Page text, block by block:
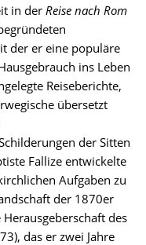
in der Reise nach Rom
der er eine populäre
ins Leben
Reiseberichte,
übersetzt
der Sitten
Fallize entwickelte
Aufgaben zu
der 1870er
des
das er zwei Jahre